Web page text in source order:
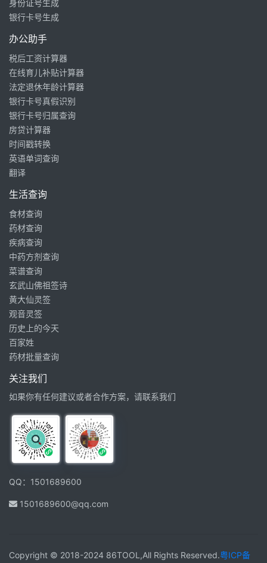
身份证号生成
银行卡号生成
办公助手
税后工资计算器
在线育儿补贴计算器
法定退休年龄计算器
银行卡号真假识别
银行卡号归属查询
房贷计算器
时间戳转换
英语单词查询
翻译
生活查询
食材查询
药材查询
疾病查询
中药方剂查询
菜谱查询
玄武山佛祖签诗
黄大仙灵签
观音灵签
历史上的今天
百家姓
药材批量查询
关注我们
如果你有任何建议或者合作方案，请联系我们
QQ：1501689600
1501689600@qq.com
Copyright © 2018-2024 86TOOL,All Rights Reserved.粤ICP备